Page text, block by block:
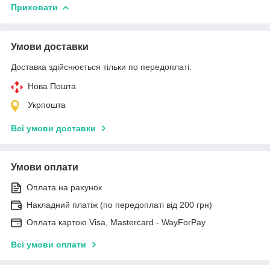
Приховати
Умови доставки
Доставка здійснюється тільки по передоплаті.
Нова Пошта
Укрпошта
Всі умови доставки
Умови оплати
Оплата на рахунок
Накладний платіж (по передоплаті від 200 грн)
Оплата картою Visa, Mastercard - WayForPay
Всі умови оплати